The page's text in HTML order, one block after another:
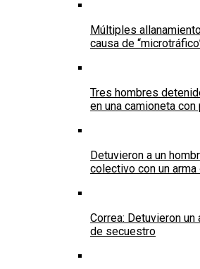
Múltiples
causa de
Tres hombres
en una camioneta
Detuvieron a un
colectivo con un
Correa: Detuvieron
de secuestro